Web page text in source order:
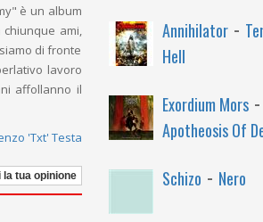
è un album
ami,
di fronte
lavoro
affollanno il
'Txt' Testa
la tua opinione
Annihilator-
Hell
Exordium Mors-
Apotheosis Of
Schizo - Nero